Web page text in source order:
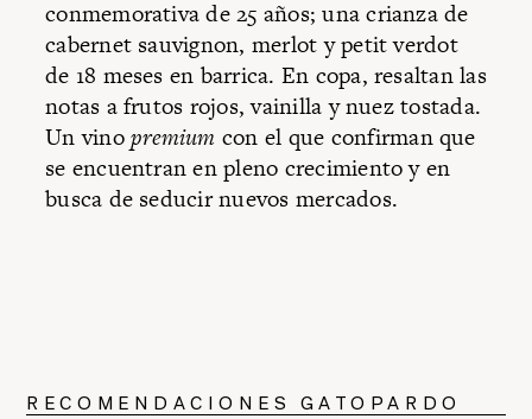
conmemorativa de 25 años; una crianza de
cabernet sauvignon, merlot y petit verdot
de 18 meses en barrica. En copa, resaltan las
notas a frutos rojos, vainilla y nuez tostada.
Un vinopremium con el que confirman que
se encuentran en pleno crecimiento y en
busca de seducir nuevos mercados.
RECOMENDACIONES GATOPARDO